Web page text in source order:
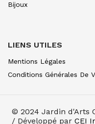
Bijoux
LIENS UTILES
Mentions Légales
Conditions Générales De
© 2024 Jardin d'Arts
/ Développé par CEI